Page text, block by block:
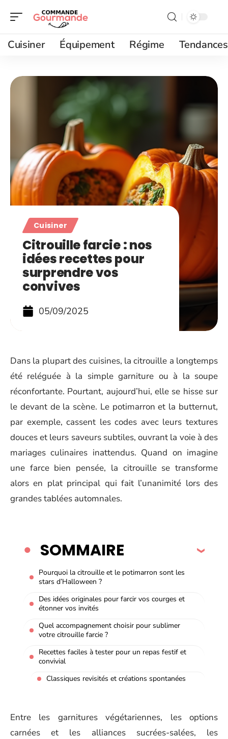
Cuisiner Équipement Régime Tendances
Cuisiner
Citrouille farcie : nos
idées recettes pour
surprendre vos
convives
05/09/2025
Dans la plupart des cuisines, la citrouille a longtemps
été reléguée à la simple garniture ou à la soupe
réconfortante. Pourtant, aujourd’hui, elle se hisse sur
le devant de la scène. Le potimarron et la butternut,
par exemple, cassent les codes avec leurs textures
douces et leurs saveurs subtiles, ouvrant la voie à des
mariages culinaires inattendus. Quand on imagine
une farce bien pensée, la citrouille se transforme
alors en plat principal qui fait l’unanimité lors des
grandes tablées automnales.
SOMMAIRE
Pourquoi la citrouille et le potimarron sont les
stars d’Halloween ?
Des idées originales pour farcir vos courges et
étonner vos invités
Quel accompagnement choisir pour sublimer
votre citrouille farcie ?
Recettes faciles à tester pour un repas festif et
convivial
Classiques revisités et créations spontanées
Entre les garnitures végétariennes, les options
carnées et les alliances sucrées-salées, les